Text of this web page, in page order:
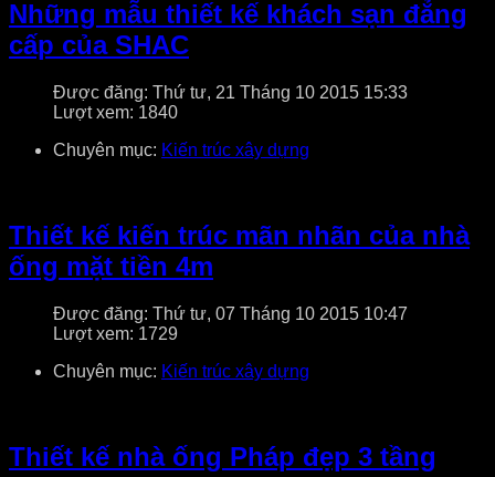
Những mẫu thiết kế khách sạn đẳng
cấp của SHAC
Được đăng: Thứ tư, 21 Tháng 10 2015 15:33
Lượt xem: 1840
Chuyên mục: Kiến trúc xây dựng
Thiết kế kiến trúc mãn nhãn của nhà
ống mặt tiền 4m
Được đăng: Thứ tư, 07 Tháng 10 2015 10:47
Lượt xem: 1729
Chuyên mục: Kiến trúc xây dựng
Thiết kế nhà ống Pháp đẹp 3 tầng